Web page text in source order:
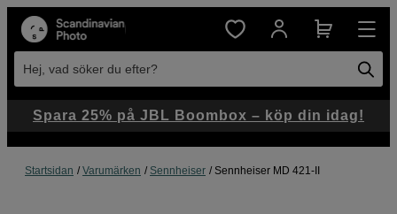
Hej, vad söker du efter?
Startsidan Varumärken Sennheiser Sennheiser MD 421-II
Spara 25% på JBL Boombox – köp din idag!